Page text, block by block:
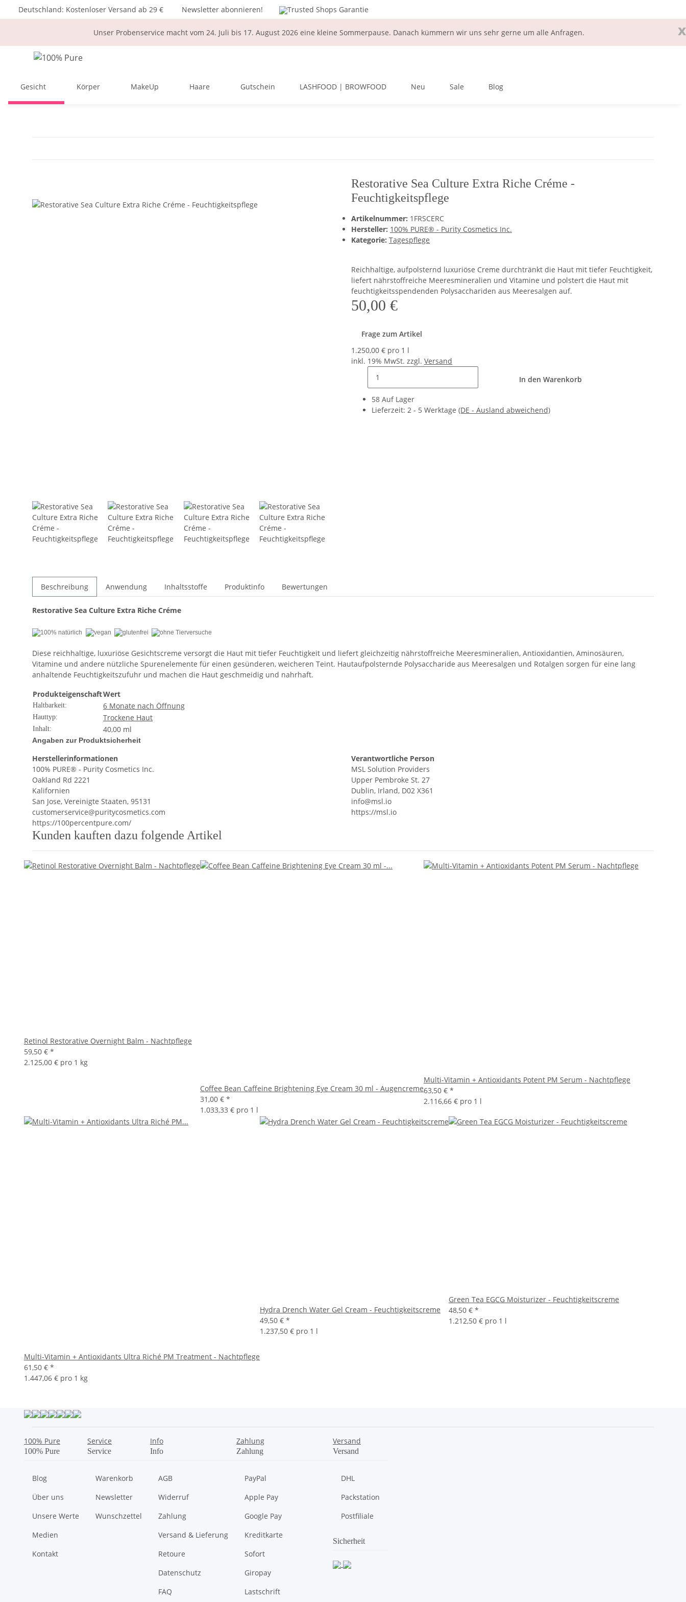
Deutschland: Kostenloser Versand ab 29 € Newsletter abonnieren! Trusted Shops Garantie
x
Unser Probenservice macht vom 24. Juli bis 17. August 2026 eine kleine Sommerpause. Danach kümmern wir uns sehr gerne um alle Anfragen.
Gesicht Körper MakeUp Haare Gutschein LASHFOOD | BROWFOOD Neu Sale Blog
Restorative Sea Culture Extra Riche Créme -
Feuchtigkeitspflege
Artikelnummer: 1FRSCERC
Hersteller: 100% PURE® - Purity Cosmetics Inc.
Kategorie: Tagespflege
Reichhaltige, aufpolsternd luxuriöse Creme durchtränkt die Haut mit tiefer Feuchtigkeit,
liefert nährstoffreiche Meeresmineralien und Vitamine und polstert die Haut mit
feuchtigkeitsspendenden Polysacchariden aus Meeresalgen auf.
50,00 €
Frage zum Artikel
1.250,00 € pro 1 l
inkl. 19% MwSt. zzgl. Versand
In den Warenkorb
58 Auf Lager
Lieferzeit: 2 - 5 Werktage (DE - Ausland abweichend)
Beschreibung Anwendung Inhaltsstoffe Produktinfo Bewertungen
Restorative Sea Culture Extra Riche Créme
Diese reichhaltige, luxuriöse Gesichtscreme versorgt die Haut mit tiefer Feuchtigkeit und liefert gleichzeitig nährstoffreiche Meeresmineralien, Antioxidantien, Aminosäuren,
Vitamine und andere nützliche Spurenelemente für einen gesünderen, weicheren Teint. Hautaufpolsternde Polysaccharide aus Meeresalgen und Rotalgen sorgen für eine lang
anhaltende Feuchtigkeitszufuhr und machen die Haut geschmeidig und nahrhaft.
ProdukteigenschaftWert
Haltbarkeit: 6 Monate nach Öffnung
Hauttyp: Trockene Haut
Inhalt: 40,00 ml
Angaben zur Produktsicherheit
Herstellerinformationen
100% PURE® - Purity Cosmetics Inc.
Oakland Rd 2221
Kalifornien
San Jose, Vereinigte Staaten, 95131
customerservice@puritycosmetics.com
https://100percentpure.com/
Verantwortliche Person
MSL Solution Providers
Upper Pembroke St. 27
Dublin, Irland, D02 X361
info@msl.io
https://msl.io
Kunden kauften dazu folgende Artikel
Retinol Restorative Overnight Balm - Nachtpflege
59,50 € *
2.125,00 € pro 1 kg
Coffee Bean Caffeine Brightening Eye Cream 30 ml - Augencreme
31,00 € *
1.033,33 € pro 1 l
Multi-Vitamin + Antioxidants Potent PM Serum - Nachtpflege
63,50 € *
2.116,66 € pro 1 l
Multi-Vitamin + Antioxidants Ultra Riché PM Treatment - Nachtpflege
61,50 € *
1.447,06 € pro 1 kg
Hydra Drench Water Gel Cream - Feuchtigkeitscreme
49,50 € *
1.237,50 € pro 1 l
Green Tea EGCG Moisturizer - Feuchtigkeitscreme
48,50 € *
1.212,50 € pro 1 l
100% Pure
100% Pure
Blog
Über uns
Unsere Werte
Medien
Kontakt
Service
Service
Warenkorb
Newsletter
Wunschzettel
Info
Info
AGB
Widerruf
Zahlung
Versand & Lieferung
Retoure
Datenschutz
FAQ
Zahlung
Zahlung
PayPal
Apple Pay
Google Pay
Kreditkarte
Sofort
Giropay
Lastschrift
Versand
Versand
DHL
Packstation
Postfiliale
Sicherheit